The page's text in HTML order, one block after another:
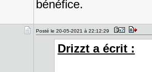
bénéfice.
Posté le 20-05-2021 à 22:12:29
Drizzt a écrit :